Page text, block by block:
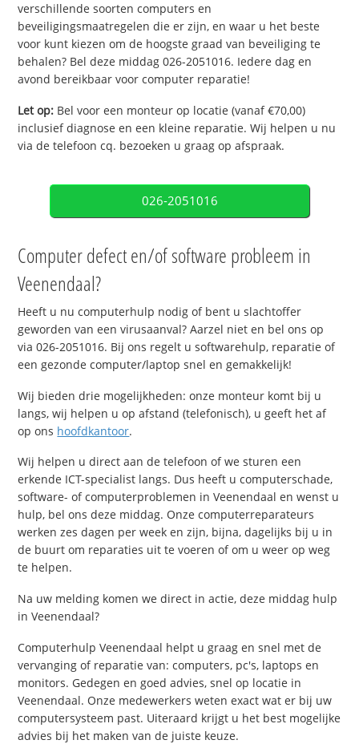
verschillende soorten computers en
beveiligingsmaatregelen die er zijn, en waar u het beste
voor kunt kiezen om de hoogste graad van beveiliging te
behalen? Bel deze middag 026-2051016. Iedere dag en
avond bereikbaar voor computer reparatie!
Let op: Bel voor een monteur op locatie (vanaf €70,00)
inclusief diagnose en een kleine reparatie. Wij helpen u nu
via de telefoon cq. bezoeken u graag op afspraak.
026-2051016
Computer defect en/of software probleem in
Veenendaal?
Heeft u nu computerhulp nodig of bent u slachtoffer
geworden van een virusaanval? Aarzel niet en bel ons op
via 026-2051016. Bij ons regelt u softwarehulp, reparatie of
een gezonde computer/laptop snel en gemakkelijk!
Wij bieden drie mogelijkheden: onze monteur komt bij u
langs, wij helpen u op afstand (telefonisch), u geeft het af
op ons hoofdkantoor.
Wij helpen u direct aan de telefoon of we sturen een
erkende ICT-specialist langs. Dus heeft u computerschade,
software- of computerproblemen in Veenendaal en wenst u
hulp, bel ons deze middag. Onze computerreparateurs
werken zes dagen per week en zijn, bijna, dagelijks bij u in
de buurt om reparaties uit te voeren of om u weer op weg
te helpen.
Na uw melding komen we direct in actie, deze middag hulp
in Veenendaal?
Computerhulp Veenendaal helpt u graag en snel met de
vervanging of reparatie van: computers, pc's, laptops en
monitors. Gedegen en goed advies, snel op locatie in
Veenendaal. Onze medewerkers weten exact wat er bij uw
computersysteem past. Uiteraard krijgt u het best mogelijke
advies bij het maken van de juiste keuze.